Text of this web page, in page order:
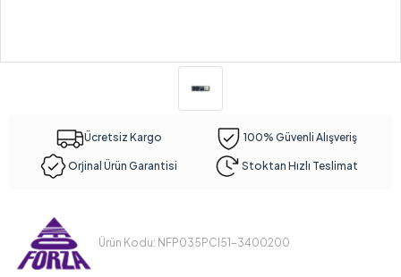
Ücretsiz Kargo 100% Güvenli Alışveriş
Orjinal Ürün Garantisi Stoktan Hızlı Teslimat
Ürün Kodu: NFP035PCI51-3400200